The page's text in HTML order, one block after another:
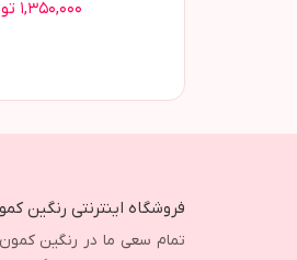
۱,۳۵۰,۰۰۰ تومان
فروشگاه اینترنتی رنگین
تمام سعی ما در رنگین